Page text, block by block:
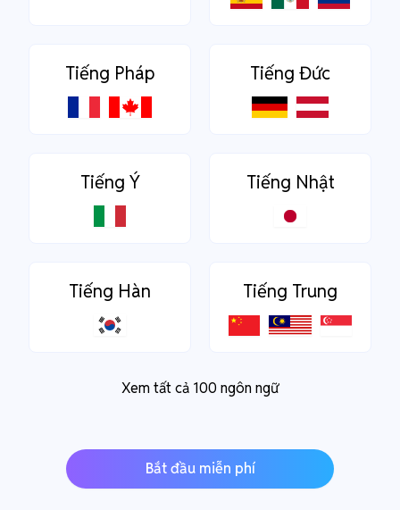
Tiếng Pháp Tiếng Đức
Tiếng Ý Tiếng Nhật
Tiếng Hàn Tiếng Trung
Xem tất cả 100 ngôn ngữ
Bắt đầu miễn phí